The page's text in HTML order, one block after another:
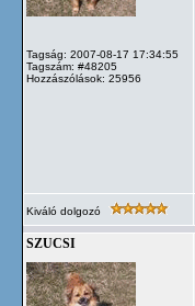
Tagság: 2007-08-17 17:34:55
Tagszám: #48205
Hozzászólások: 25956
Kiváló dolgozó
SZUCSI